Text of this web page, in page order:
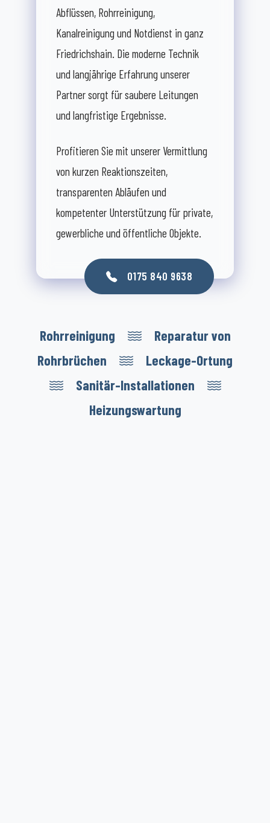
Abflüssen, Rohrreinigung,
Kanalreinigung und Notdienst in ganz
Friedrichshain. Die moderne Technik
und langjährige Erfahrung unserer
Partner sorgt für saubere Leitungen
und langfristige Ergebnisse.
Profitieren Sie mit unserer Vermittlung
von kurzen Reaktionszeiten,
transparenten Abläufen und
kompetenter Unterstützung für private,
gewerbliche und öffentliche Objekte.
0175 840 9638
Rohrreinigung
Reparatur von
Rohrbrüchen
Leckage-Ortung
Sanitär-Installationen
Heizungswartung